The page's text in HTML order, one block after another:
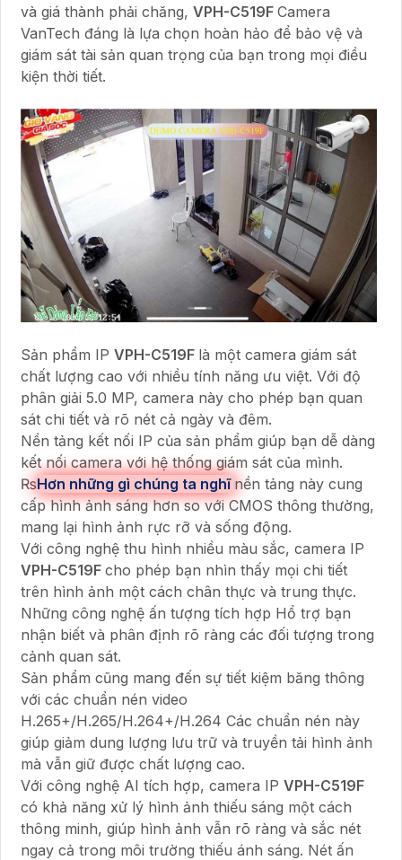
và giá thành phải chăng, VPH-C519F Camera
VanTech đáng là lựa chọn hoàn hảo để bảo vệ và
giám sát tài sản quan trọng của bạn trong mọi điều
kiện thời tiết.
Sản phẩm IP VPH-C519F là một camera giám sát
chất lượng cao với nhiều tính năng ưu việt. Với độ
phân giải 5.0 MP, camera này cho phép bạn quan
sát chi tiết và rõ nét cả ngày và đêm.
Nền tảng kết nối IP của sản phẩm giúp bạn dễ dàng
kết nối camera với hệ thống giám sát của mình.
₨Hơn những gì chúng ta nghĩ nền tảng này cung
cấp hình ảnh sáng hơn so với CMOS thông thường,
mang lại hình ảnh rực rỡ và sống động.
Với công nghệ thu hình nhiều màu sắc, camera IP
VPH-C519F cho phép bạn nhìn thấy mọi chi tiết
trên hình ảnh một cách chân thực và trung thực.
Những công nghệ ấn tượng tích hợp Hổ trợ bạn
nhận biết và phân định rõ ràng các đối tượng trong
cảnh quan sát.
Sản phẩm cũng mang đến sự tiết kiệm băng thông
với các chuẩn nén video
H.265+/H.265/H.264+/H.264 Các chuẩn nén này
giúp giảm dung lượng lưu trữ và truyền tải hình ảnh
mà vẫn giữ được chất lượng cao.
Với công nghệ AI tích hợp, camera IP VPH-C519F
có khả năng xử lý hình ảnh thiếu sáng một cách
thông minh, giúp hình ảnh vẫn rõ ràng và sắc nét
ngay cả trong môi trường thiếu ánh sáng. Nét ấn